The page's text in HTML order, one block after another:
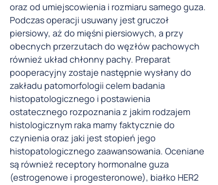
oraz od umiejscowienia i rozmiaru samego guza.
Podczas operacji usuwany jest gruczoł
piersiowy, aż do mięśni piersiowych, a przy
obecnych przerzutach do węzłów pachowych
również układ chłonny pachy. Preparat
pooperacyjny zostaje następnie wysłany do
zakładu patomorfologii celem badania
histopatologicznego i postawienia
ostatecznego rozpoznania z jakim rodzajem
histologicznym raka mamy faktycznie do
czynienia oraz jaki jest stopień jego
histopatologicznego zaawansowania. Oceniane
są również receptory hormonalne guza
(estrogenowe i progesteronowe), białko HER2